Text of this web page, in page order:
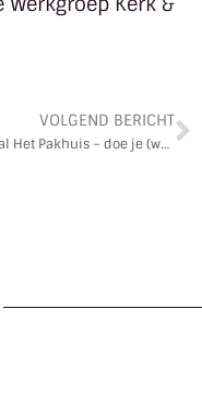
VOLGEND BERICHT
Musical Het Pakhuis – doe je (weer) mee?